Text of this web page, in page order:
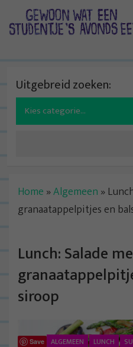
Uitgebreid zoeken:
Search
for:
Home »Algemeen »
granaatappelpitjes en
Lunch: Salade
siroop
Save ALGEMEEN LUNCH